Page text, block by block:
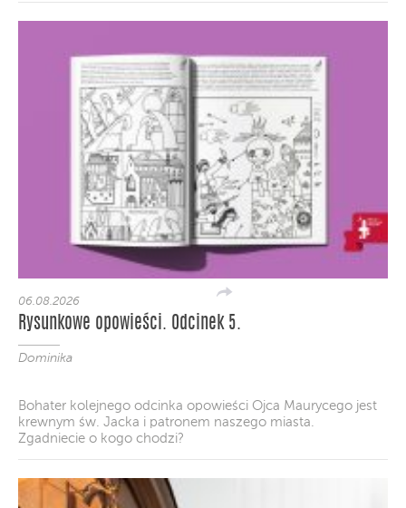
06.08.2026
Rysunkowe opowieści. Odcinek 5.
Dominika
Bohater kolejnego odcinka opowieści Ojca Maurycego jest
krewnym św. Jacka i patronem naszego miasta.
Zgadniecie o kogo chodzi?